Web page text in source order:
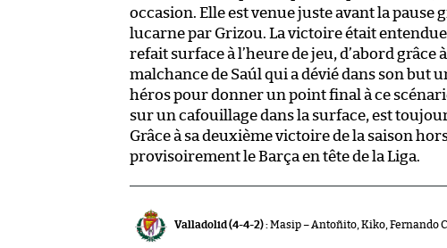
occasion. Elle est venue juste avant la
lucarne par Grizou. La victoire était
refait surface à l’heure de jeu, d’abord grâce
malchance de Saúl qui a dévié dans son but
héros pour donner un point final à ce
sur un cafouillage dans la surface, est
Grâce à sa deuxième victoire de la saison
provisoirement le Barça en tête de la Liga.
Valladolid (4-4-2) : Masip – Antoñito, Kiko, Fernando